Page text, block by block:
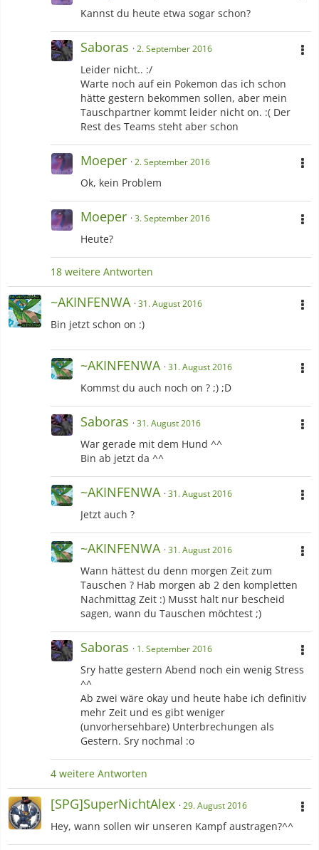
Kannst du heute etwa sogar schon?
Saboras 2. September 2016
Leider nicht.. :/
Warte noch auf ein Pokemon das ich schon
hätte gestern bekommen sollen, aber mein
Tauschpartner kommt leider nicht on. :( Der
Rest des Teams steht aber schon
Moeper 2. September 2016
Ok, kein Problem
Moeper 3. September 2016
Heute?
18 weitere Antworten
~AKINFENWA 31. August 2016
Bin jetzt schon on :)
~AKINFENWA 31. August 2016
Kommst du auch noch on ? ;) ;D
Saboras 31. August 2016
War gerade mit dem Hund ^^
Bin ab jetzt da ^^
~AKINFENWA 31. August 2016
Jetzt auch ?
~AKINFENWA 31. August 2016
Wann hättest du denn morgen Zeit zum
Tauschen ? Hab morgen ab 2 den kompletten
Nachmittag Zeit :) Musst halt nur bescheid
sagen, wann du Tauschen möchtest ;)
Saboras 1. September 2016
Sry hatte gestern Abend noch ein wenig Stress
^^
Ab zwei wäre okay und heute habe ich definitiv
mehr Zeit und es gibt weniger
(unvorhersehbare) Unterbrechungen als
Gestern. Sry nochmal :o
4 weitere Antworten
[SPG]SuperNichtAlex 29. August 2016
Hey, wann sollen wir unseren Kampf austragen?^^